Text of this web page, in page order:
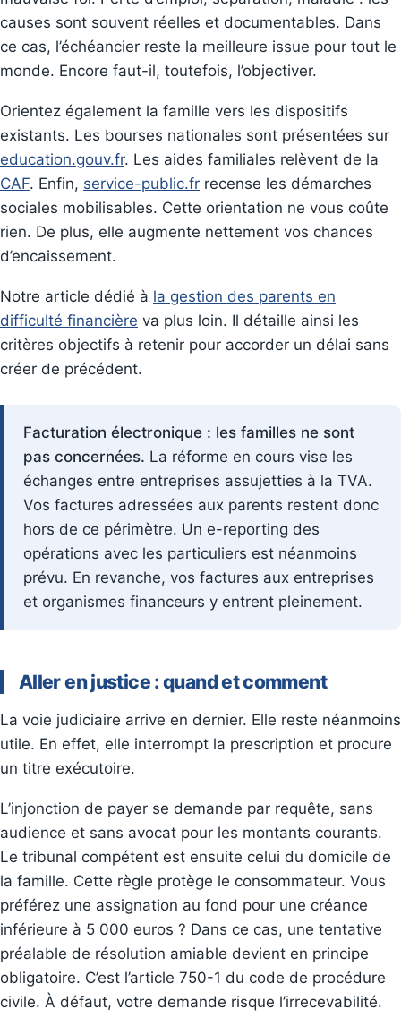
causes sont souvent réelles et documentables. Dans
ce cas, l’échéancier reste la meilleure issue pour tout le
monde. Encore faut-il, toutefois, l’objectiver.
Orientez également la famille vers les dispositifs
existants. Les bourses nationales sont présentées sur
education.gouv.fr. Les aides familiales relèvent de la
CAF. Enfin, service-public.fr recense les démarches
sociales mobilisables. Cette orientation ne vous coûte
rien. De plus, elle augmente nettement vos chances
d’encaissement.
Notre article dédié à la gestion des parents en
difficulté financière va plus loin. Il détaille ainsi les
critères objectifs à retenir pour accorder un délai sans
créer de précédent.
Facturation électronique : les familles ne sont
pas concernées. La réforme en cours vise les
échanges entre entreprises assujetties à la TVA.
Vos factures adressées aux parents restent donc
hors de ce périmètre. Un e-reporting des
opérations avec les particuliers est néanmoins
prévu. En revanche, vos factures aux entreprises
et organismes financeurs y entrent pleinement.
Aller en justice : quand et comment
La voie judiciaire arrive en dernier. Elle reste néanmoins
utile. En effet, elle interrompt la prescription et procure
un titre exécutoire.
L’injonction de payer se demande par requête, sans
audience et sans avocat pour les montants courants.
Le tribunal compétent est ensuite celui du domicile de
la famille. Cette règle protège le consommateur. Vous
préférez une assignation au fond pour une créance
inférieure à 5 000 euros ? Dans ce cas, une tentative
préalable de résolution amiable devient en principe
obligatoire. C’est l’article 750-1 du code de procédure
civile. À défaut, votre demande risque l’irrecevabilité.